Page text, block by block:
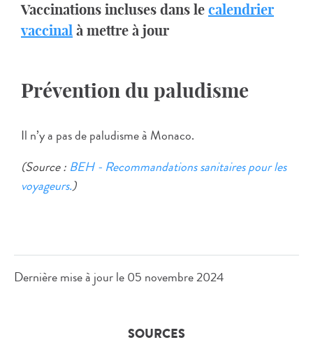
Vaccinations incluses dans le calendrier
vaccinal à mettre à jour
Prévention du paludisme
Il n’y a pas de paludisme à Monaco.
(Source : BEH - Recommandations sanitaires pour les
voyageurs.)
Dernière mise à jour le05 novembre 2024
SOURCES